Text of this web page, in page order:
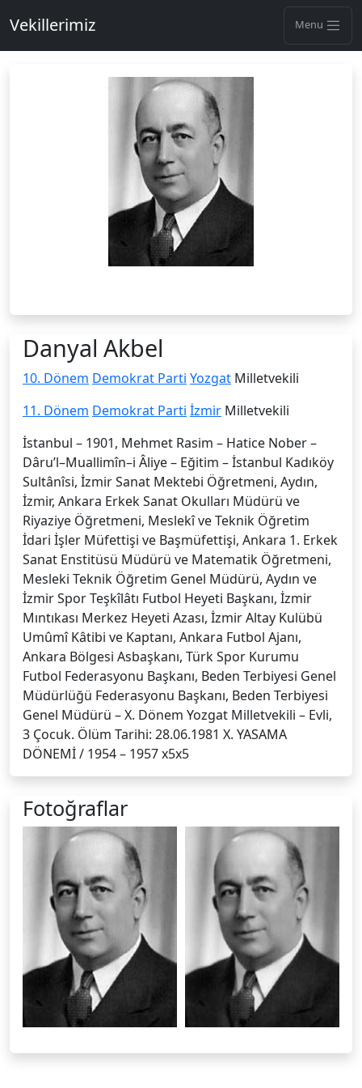
Vekillerimiz Menu
Danyal Akbel
10. Dönem Demokrat Parti Yozgat Milletvekili
11. Dönem Demokrat Parti İzmir Milletvekili
İstanbul – 1901, Mehmet Rasim – Hatice Nober –
Dâru’l–Muallimîn–i Âliye – Eğitim – İstanbul Kadıköy
Sultânîsi, İzmir Sanat Mektebi Öğretmeni, Aydın,
İzmir, Ankara Erkek Sanat Okulları Müdürü ve
Riyaziye Öğretmeni, Meslekî ve Teknik Öğretim
İdari İşler Müfettişi ve Başmüfettişi, Ankara 1. Erkek
Sanat Enstitüsü Müdürü ve Matematik Öğretmeni,
Mesleki Teknik Öğretim Genel Müdürü, Aydın ve
İzmir Spor Teşkîlâtı Futbol Heyeti Başkanı, İzmir
Mıntıkası Merkez Heyeti Azası, İzmir Altay Kulübü
Umûmî Kâtibi ve Kaptanı, Ankara Futbol Ajanı,
Ankara Bölgesi Asbaşkanı, Türk Spor Kurumu
Futbol Federasyonu Başkanı, Beden Terbiyesi Genel
Müdürlüğü Federasyonu Başkanı, Beden Terbiyesi
Genel Müdürü – X. Dönem Yozgat Milletvekili – Evli,
3 Çocuk. Ölüm Tarihi: 28.06.1981 X. YASAMA
DÖNEMİ / 1954 – 1957 x5x5
Fotoğraflar